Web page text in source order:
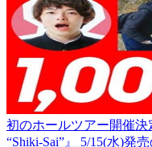
初のホールツアー開催決
“Shiki-Sai”』 5/15(水)発